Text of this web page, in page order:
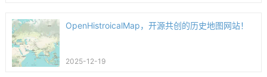
OpenHistroicalMap，开源共创的历史地图网站！
2025-12-19